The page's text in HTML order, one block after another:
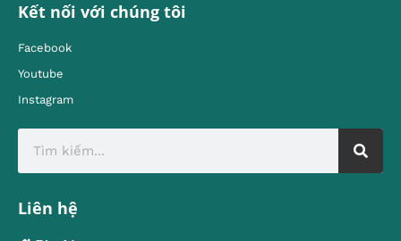
Kết nối với chúng tôi
Facebook
Youtube
Instagram
Liên hệ